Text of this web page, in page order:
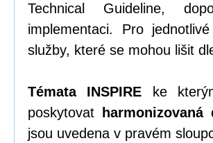
Technical Guideline,
implementaci. Pro
služby, které se mohou lišit
Témata INSPIRE ke
poskytovat
jsou uvedena v pravém